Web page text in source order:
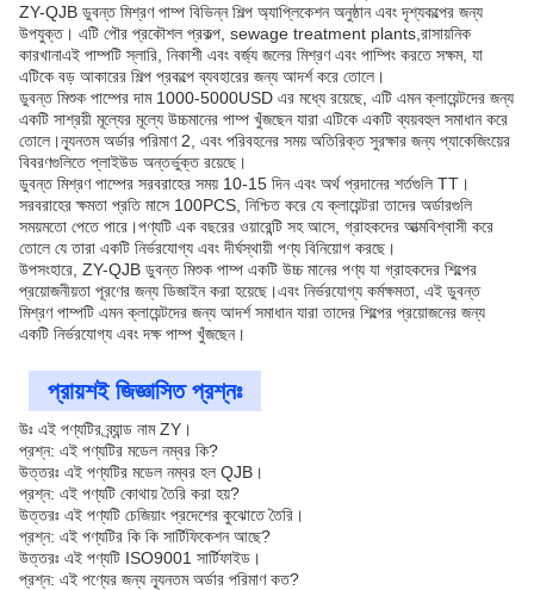
ZY-QJB ডুবন্ত মিশ্রণ পাম্প বিভিন্ন শিল্প অ্যাপ্লিকেশন অনুষ্ঠান এবং দৃশ্যকল্পের জন্য
উপযুক্ত। এটি পৌর প্রকৌশল প্রকল্প, sewage treatment plants,রাসায়নিক
কারখানাএই পাম্পটি স্লারি, নিকাশী এবং বর্জ্য জলের মিশ্রণ এবং পাম্পিং করতে সক্ষম, যা
এটিকে বড় আকারের শিল্প প্রকল্পে ব্যবহারের জন্য আদর্শ করে তোলে।
ডুবন্ত মিশুক পাম্পের দাম 1000-5000USD এর মধ্যে রয়েছে, এটি এমন ক্লায়েন্টদের জন্য
একটি সাশ্রয়ী মূল্যের মূল্যে উচ্চমানের পাম্প খুঁজছেন যারা এটিকে একটি ব্যয়বহুল সমাধান করে
তোলে।ন্যূনতম অর্ডার পরিমাণ 2, এবং পরিবহনের সময় অতিরিক্ত সুরক্ষার জন্য প্যাকেজিংয়ের
বিবরণগুলিতে প্লাইউড অন্তর্ভুক্ত রয়েছে।
ডুবন্ত মিশ্রণ পাম্পের সরবরাহের সময় 10-15 দিন এবং অর্থ প্রদানের শর্তগুলি TT।
সরবরাহের ক্ষমতা প্রতি মাসে 100PCS, নিশ্চিত করে যে ক্লায়েন্টরা তাদের অর্ডারগুলি
সময়মতো পেতে পারে।পণ্যটি এক বছরের ওয়ারেন্টি সহ আসে, গ্রাহকদের আত্মবিশ্বাসী করে
তোলে যে তারা একটি নির্ভরযোগ্য এবং দীর্ঘস্থায়ী পণ্য বিনিয়োগ করছে।
উপসংহারে, ZY-QJB ডুবন্ত মিশুক পাম্প একটি উচ্চ মানের পণ্য যা গ্রাহকদের শিল্পের
প্রয়োজনীয়তা পূরণের জন্য ডিজাইন করা হয়েছে।এবং নির্ভরযোগ্য কর্মক্ষমতা, এই ডুবন্ত
মিশ্রণ পাম্পটি এমন ক্লায়েন্টদের জন্য আদর্শ সমাধান যারা তাদের শিল্পের প্রয়োজনের জন্য
একটি নির্ভরযোগ্য এবং দক্ষ পাম্প খুঁজছেন।
প্রায়শই জিজ্ঞাসিত প্রশ্নঃ
উঃ এই পণ্যটির ব্র্যান্ড নাম ZY।
প্রশ্ন: এই পণ্যটির মডেল নম্বর কি?
উত্তরঃ এই পণ্যটির মডেল নম্বর হল QJB।
প্রশ্ন: এই পণ্যটি কোথায় তৈরি করা হয়?
উত্তরঃ এই পণ্যটি চেজিয়াং প্রদেশের কুঝোতে তৈরি।
প্রশ্ন: এই পণ্যটির কি কি সার্টিফিকেশন আছে?
উত্তরঃ এই পণ্যটি ISO9001 সার্টিফাইড।
প্রশ্ন: এই পণ্যের জন্য ন্যূনতম অর্ডার পরিমাণ কত?